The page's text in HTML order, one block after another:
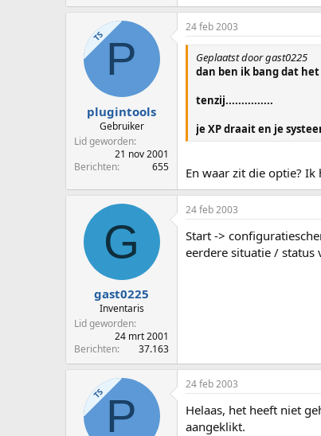
TS P
plugintools
Gebruiker
Lid geworden
21 nov 2001
Berichten
655
24 feb 2003
Geplaatst door gast0225
dan ben ik bang dat
tenzij...............
je XP draait en je
En waar zit die optie?
G
gast0225
Inventaris
Lid geworden
24 mrt 2001
Berichten
37.163
24 feb 2003
Start ->
eerdere situatie / status
TS P
24 feb 2003
Helaas, het heeft niet
aangeklikt.